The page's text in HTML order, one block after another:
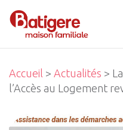
Accueil > Actualités >
l’Accès au Logement